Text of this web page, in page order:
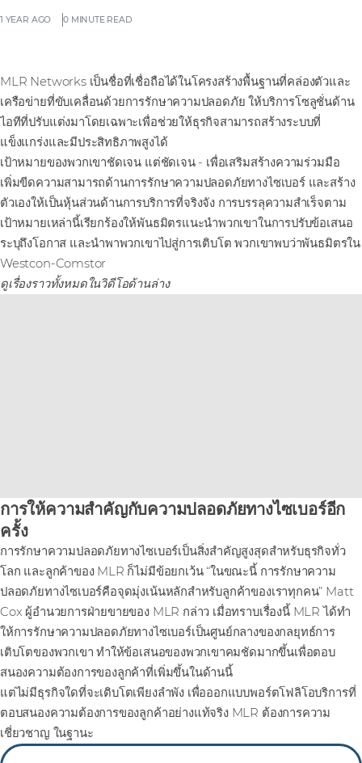
1 YEAR AGO 0 MINUTE READ
MLR Networks เป็นชื่อที่เชื่อถือได้ในโครงสร้างพื้นฐานที่คล่องตัวและ
เครือข่ายที่ขับเคลื่อนด้วยการรักษาความปลอดภัย ให้บริการโซลูชั่นด้าน
ไอทีที่ปรับแต่งมาโดยเฉพาะเพื่อช่วยให้ธุรกิจสามารถสร้างระบบที่
แข็งแกร่งและมีประสิทธิภาพสูงได้
เป้าหมายของพวกเขาชัดเจน แต่ชัดเจน - เพื่อเสริมสร้างความร่วมมือ
เพิ่มขีดความสามารถด้านการรักษาความปลอดภัยทางไซเบอร์ และสร้าง
ตัวเองให้เป็นหุ้นส่วนด้านการบริการที่จริงจัง การบรรลุความสําเร็จตาม
เป้าหมายเหล่านี้เรียกร้องให้พันธมิตรแนะนําพวกเขาในการปรับข้อเสนอ
ระบุถึงโอกาส และนําพาพวกเขาไปสู่การเติบโต พวกเขาพบว่าพันธมิตรใน
Westcon-Comstor
ดูเรื่องราวทั้งหมดในวิดีโอด้านล่าง
การให้ความสําคัญกับความปลอดภัยทางไซเบอร์อีก
ครั้ง
การรักษาความปลอดภัยทางไซเบอร์เป็นสิ่งสําคัญสูงสุดสําหรับธุรกิจทั่ว
โลก และลูกค้าของ MLR ก็ไม่มีข้อยกเว้น “ในขณะนี้ การรักษาความ
ปลอดภัยทางไซเบอร์คือจุดมุ่งเน้นหลักสําหรับลูกค้าของเราทุกคน” Matt
Cox ผู้อํานวยการฝ่ายขายของ MLR กล่าว เมื่อทราบเรื่องนี้ MLR ได้ทํา
ให้การรักษาความปลอดภัยทางไซเบอร์เป็นศูนย์กลางของกลยุทธ์การ
เติบโตของพวกเขา ทําให้ข้อเสนอของพวกเขาคมชัดมากขึ้นเพื่อตอบ
สนองความต้องการของลูกค้าที่เพิ่มขึ้นในด้านนี้
แต่ไม่มีธุรกิจใดที่จะเติบโตเพียงลําพัง เพื่อออกแบบพอร์ตโฟลิโอบริการที่
ตอบสนองความต้องการของลูกค้าอย่างแท้จริง MLR ต้องการความ
เชี่ยวชาญ ในฐานะ